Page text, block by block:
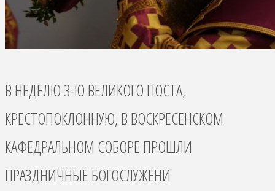
В НЕДЕЛЮ 3-Ю ВЕЛИКОГО ПОСТА,
КРЕСТОПОКЛОННУЮ, В ВОСКРЕСЕНСКОМ
КАФЕДРАЛЬНОМ СОБОРЕ ПРОШЛИ
ПРАЗДНИЧНЫЕ БОГОСЛУЖЕНИ